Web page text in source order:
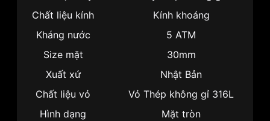
Chất liệu kính
Kính khoáng
Kháng nước
5 ATM
Size mặt
30mm
Xuất xứ
Nhật Bản
Chất liệu vỏ
Vỏ Thép không gỉ 316L
Hình dạng
Mặt tròn